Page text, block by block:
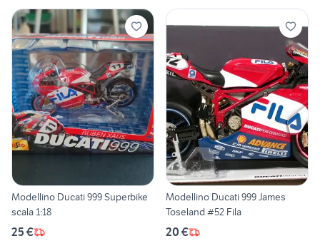
Modellino Ducati 999 Superbike
scala 1:18
25 €
Modellino Ducati 999 James
Toseland #52 Fila
20 €